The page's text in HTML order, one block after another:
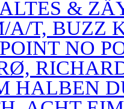
&
A/T, BUZZ
NO
HALBEN